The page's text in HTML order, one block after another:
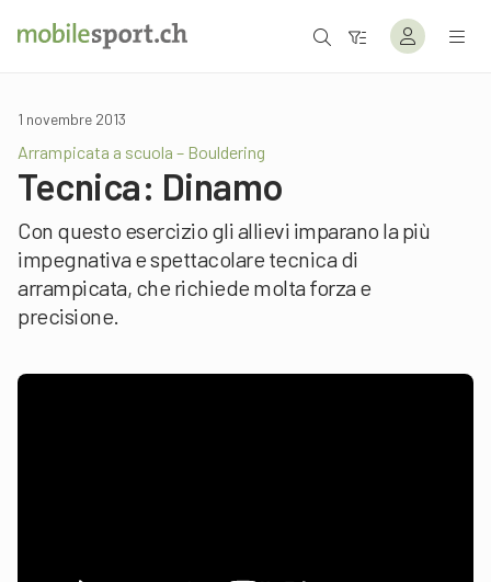
1 novembre 2013
Arrampicata a scuola – Bouldering
Tecnica: Dinamo
Con questo esercizio gli allievi imparano la più
impegnativa e spettacolare tecnica di
arrampicata, che richiede molta forza e
precisione.